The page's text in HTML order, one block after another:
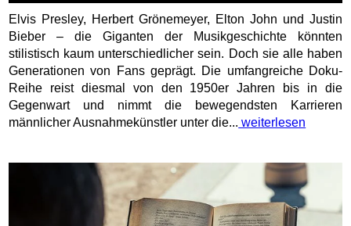
Elvis Presley, Herbert Grönemeyer, Elton John und Justin
Bieber – die Giganten der Musikgeschichte könnten
stilistisch kaum unterschiedlicher sein. Doch sie alle haben
Generationen von Fans geprägt. Die umfangreiche Doku-
Reihe reist diesmal von den 1950er Jahren bis in die
Gegenwart und nimmt die bewegendsten Karrieren
männlicher Ausnahmekünstler unter die... weiterlesen